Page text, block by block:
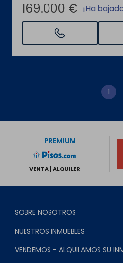
169.000 € ¡Ha
1
PREMIUM
VENTA ALQUILER
SOBRE NOSOTROS
NUESTROS INMUEBLES
VENDEMOS - ALQUILAMOS SU